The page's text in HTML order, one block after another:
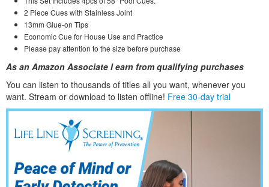
2 Piece Cues with Stainless Joint
13mm Glue-on Tips
Economic Cue for House Use and Practice
Please pay attention to the size before purchase
As an Amazon Associate I earn from qualifying purchases
You can listen to thousands of titles all you want, whenever you
want. Stream or download to listen offline! Free 30-day trial